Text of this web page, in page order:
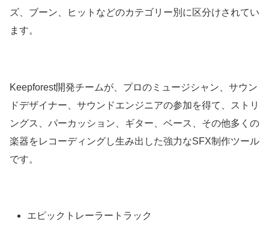
ズ、ブーン、ヒットなどのカテゴリー別に区分けされてい
ます。
Keepforest開発チームが、プロのミュージシャン、サウン
ドデザイナー、サウンドエンジニアの参加を得て、ストリ
ングス、パーカッション、ギター、ベース、その他多くの
楽器をレコーディングし生み出した強力なSFX制作ツール
です。
エピックトレーラートラック